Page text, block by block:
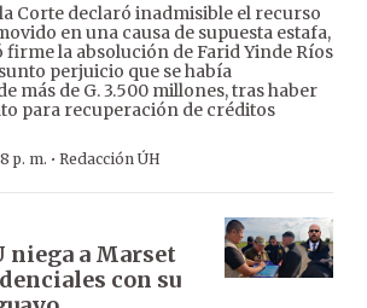
Corte declaró inadmisible el recurso
en una causa de supuesta estafa,
firme la absolución de Farid Yinde Ríos
perjuicio que se había
más de G. 3.500 millones, tras haber
para recuperación de créditos
p. m. · Redacción ÚH
niega a Marset
con su